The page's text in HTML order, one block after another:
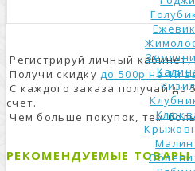
Кизил
Регистрируй личный
Получи скидкудо 500р на 1й
С каждого заказа получай до
счет.
Чем больше покупок, тем
РЕКОМЕНДУЕМЫЕ ТОВАРЫ